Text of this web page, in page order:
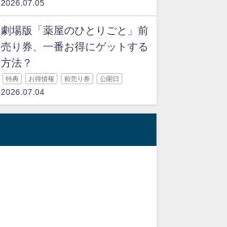
2026.07.05
劇場版「薬屋のひとりごと」前
売り券、一番お得にゲットする
方法？
特典 お得情報 前売り券 公開日
2026.07.04